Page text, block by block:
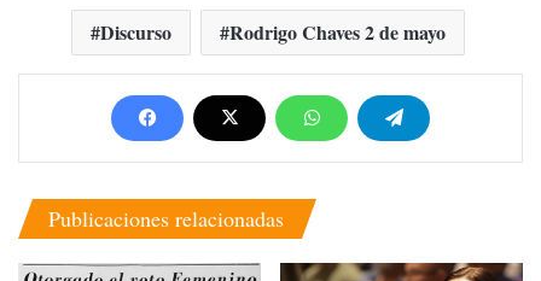
Discurso Rodrigo Chaves 2 de mayo
Publicaciones relacionadas